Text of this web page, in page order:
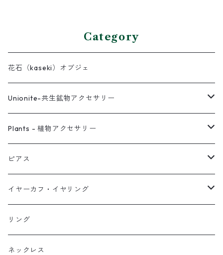
Category
花石（kaseki）オブジェ
Unionite-共生鉱物アクセサリー
ピアス
ネックレス
イヤーカフ
イヤリング
Plants - 植物アクセサリー
ピアス
ネックレス
リング
ブレス
ピアス
スタッド・一粒
フック・ぶら下がり
フープ
イヤーカフ・イヤリング
原石イヤーカフ
植物イヤーカフ
リング
ネックレス